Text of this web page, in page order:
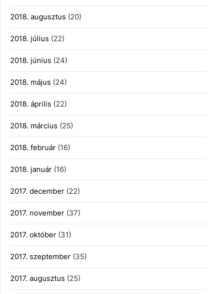
2018. augusztus (20)
2018. július (22)
2018. június (24)
2018. május (24)
2018. április (22)
2018. március (25)
2018. február (16)
2018. január (16)
2017. december (22)
2017. november (37)
2017. október (31)
2017. szeptember (35)
2017. augusztus (25)